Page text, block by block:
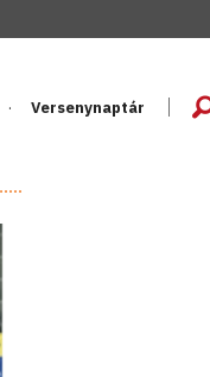
Versenynaptár